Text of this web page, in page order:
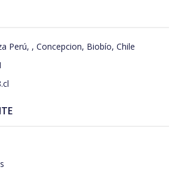
Perú, , Concepcion, Biobío, Chile